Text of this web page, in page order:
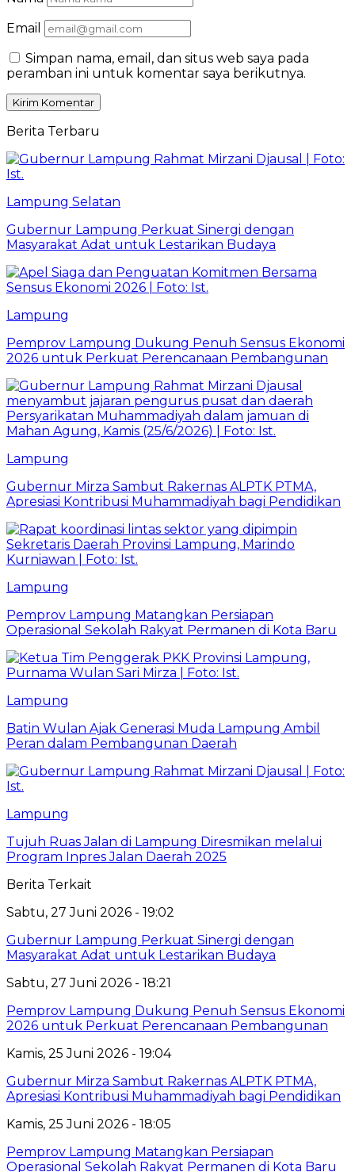
Email
Simpan nama, email, dan situs web saya pada
peramban ini untuk komentar saya berikutnya.
Berita Terbaru
Lampung Selatan
Gubernur Lampung Perkuat Sinergi dengan
Masyarakat Adat untuk Lestarikan Budaya
Lampung
Pemprov Lampung Dukung Penuh Sensus Ekonomi
2026 untuk Perkuat Perencanaan Pembangunan
Lampung
Gubernur Mirza Sambut Rakernas ALPTK PTMA,
Apresiasi Kontribusi Muhammadiyah bagi Pendidikan
Lampung
Pemprov Lampung Matangkan Persiapan
Operasional Sekolah Rakyat Permanen di Kota Baru
Lampung
Batin Wulan Ajak Generasi Muda Lampung Ambil
Peran dalam Pembangunan Daerah
Lampung
Tujuh Ruas Jalan di Lampung Diresmikan melalui
Program Inpres Jalan Daerah 2025
Berita Terkait
Sabtu, 27 Juni 2026 - 19:02
Gubernur Lampung Perkuat Sinergi dengan
Masyarakat Adat untuk Lestarikan Budaya
Sabtu, 27 Juni 2026 - 18:21
Pemprov Lampung Dukung Penuh Sensus Ekonomi
2026 untuk Perkuat Perencanaan Pembangunan
Kamis, 25 Juni 2026 - 19:04
Gubernur Mirza Sambut Rakernas ALPTK PTMA,
Apresiasi Kontribusi Muhammadiyah bagi Pendidikan
Kamis, 25 Juni 2026 - 18:05
Pemprov Lampung Matangkan Persiapan
Operasional Sekolah Rakyat Permanen di Kota Baru